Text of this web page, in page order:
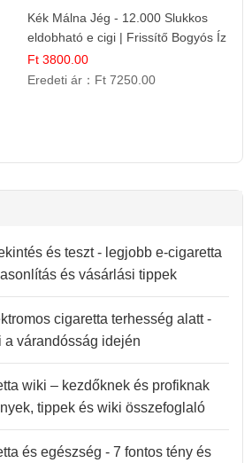
Kék Málna Jég - 12.000 Slukkos
eldobható e cigi | Frissítő Bogyós Íz
Ft 3800.00
Eredeti ár： Ft 7250.00
és teszt - legjobb e-cigaretta
és vásárlási tippek
cigaretta terhesség alatt -
a várandósság idején
wiki – kezdőknek és profiknak
tippek és wiki összefoglaló
és egészség - 7 fontos tény és